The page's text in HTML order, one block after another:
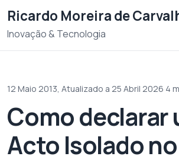
Ricardo Moreira de
Inovação & Tecnologia
12 Maio 2013, Atualizado a 25 Abril 2026 4
Como declarar
Acto Isolado no